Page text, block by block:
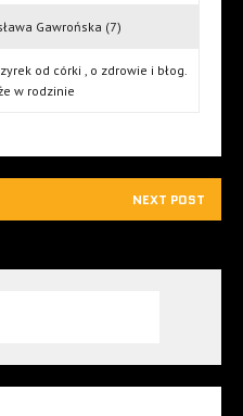
Gawrońska (7)
od córki , o zdrowie i błog.
w rodzinie
NEXT POST